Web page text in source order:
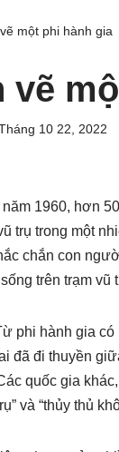
một phi hành gia
vẽ
10 22, 2022
1960, hơn
trụ trong một
chắn con
trên trạm vũ
phi hành gia có
đã đi thuyền
quốc gia
và “thủy thủ